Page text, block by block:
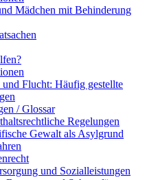
Mädchen mit Behinderung
Flucht: Häufig gestellte
/ Glossar
Regelungen
Gewalt als Asylgrund
und Sozialleistungen